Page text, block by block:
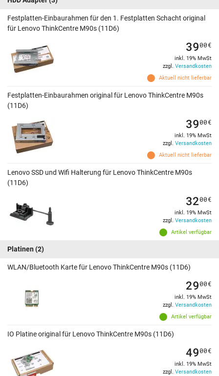
Festplatten-Einbaurahmen für den 1. Festplatten Schacht original
für Lenovo ThinkCentre M90s (11D6)
Aktuell nicht lieferbar
3900€
inkl. 19% MwSt
zzgl. Versandkosten
Festplatten-Einbaurahmen original für Lenovo ThinkCentre M90s
(11D6)
Aktuell nicht lieferbar
3900€
inkl. 19% MwSt
zzgl. Versandkosten
Lenovo SSD und Wifi Halterung für Lenovo ThinkCentre M90s
(11D6)
Artikel verfügbar
3200€
inkl. 19% MwSt
zzgl. Versandkosten
Platinen (2)
WLAN/Bluetooth Karte für Lenovo ThinkCentre M90s (11D6)
Artikel verfügbar
2900€
inkl. 19% MwSt
zzgl. Versandkosten
IO Platine original für Lenovo ThinkCentre M90s (11D6)
4900€
inkl. 19% MwSt
zzgl. Versandkosten